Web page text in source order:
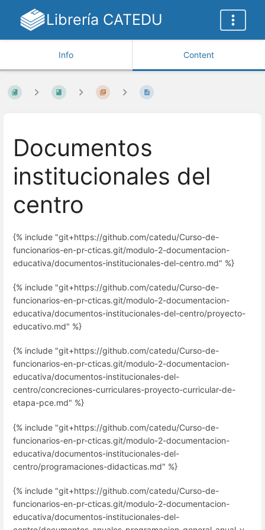
Librería CATEDU
Info Content
Documentos
institucionales del
centro
{% include "git+https://github.com/catedu/Curso-de-
funcionarios-en-pr-cticas.git/modulo-2-documentacion-
educativa/documentos-institucionales-del-centro.md" %}
{% include "git+https://github.com/catedu/Curso-de-
funcionarios-en-pr-cticas.git/modulo-2-documentacion-
educativa/documentos-institucionales-del-centro/proyecto-
educativo.md" %}
{% include "git+https://github.com/catedu/Curso-de-
funcionarios-en-pr-cticas.git/modulo-2-documentacion-
educativa/documentos-institucionales-del-
centro/concreciones-curriculares-proyecto-curricular-de-
etapa-pce.md" %}
{% include "git+https://github.com/catedu/Curso-de-
funcionarios-en-pr-cticas.git/modulo-2-documentacion-
educativa/documentos-institucionales-del-
centro/programaciones-didacticas.md" %}
{% include "git+https://github.com/catedu/Curso-de-
funcionarios-en-pr-cticas.git/modulo-2-documentacion-
educativa/documentos-institucionales-del-